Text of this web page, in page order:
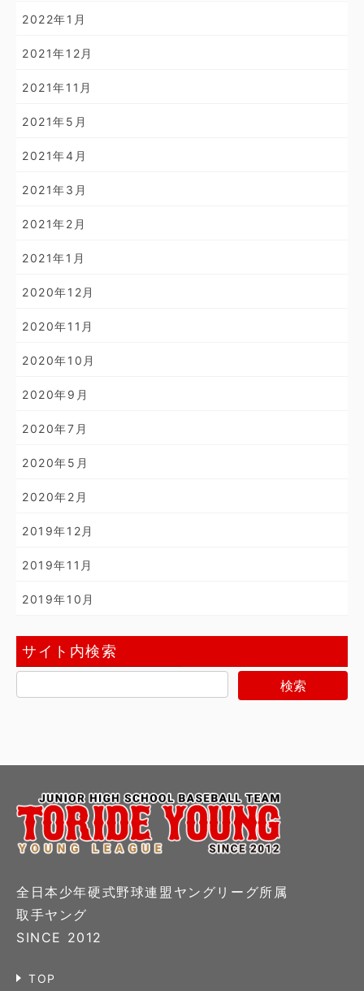
2022年1月
2021年12月
2021年11月
2021年5月
2021年4月
2021年3月
2021年2月
2021年1月
2020年12月
2020年11月
2020年10月
2020年9月
2020年7月
2020年5月
2020年2月
2019年12月
2019年11月
2019年10月
サイト内検索
全日本少年硬式野球連盟ヤングリーグ所属
取手ヤング
SINCE 2012
TOP